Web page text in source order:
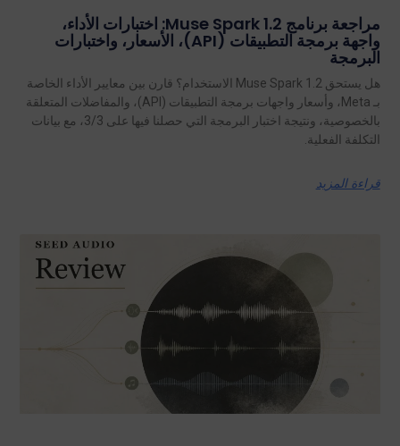
مراجعة برنامج Muse Spark 1.2: اختبارات الأداء،
واجهة برمجة التطبيقات (API)، الأسعار، واختبارات
البرمجة
هل يستحق Muse Spark 1.2 الاستخدام؟ قارن بين معايير الأداء الخاصة
بـ Meta، وأسعار واجهات برمجة التطبيقات (API)، والمفاضلات المتعلقة
بالخصوصية، ونتيجة اختبار البرمجة التي حصلنا فيها على 3/3، مع بيانات
التكلفة الفعلية.
قراءة المزيد